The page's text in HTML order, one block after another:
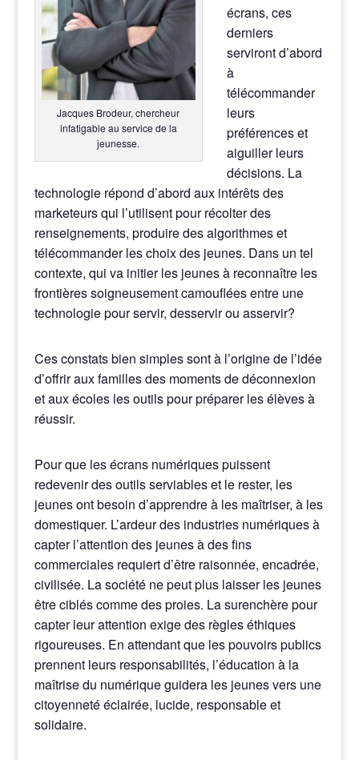
Jacques Brodeur, chercheur
infatigable au service de la
jeunesse.
écrans, ces
derniers
serviront d’abord
à
télécommander
leurs
préférences et
aiguiller leurs
décisions. La
technologie répond d’abord aux intérêts des
marketeurs qui l’utilisent pour récolter des
renseignements, produire des algorithmes et
télécommander les choix des jeunes. Dans un tel
contexte, qui va initier les jeunes à reconnaître les
frontières soigneusement camouflées entre une
technologie pour servir, desservir ou asservir?
Ces constats bien simples sont à l’origine de l’idée
d’offrir aux familles des moments de déconnexion
et aux écoles les outils pour préparer les élèves à
réussir.
Pour que les écrans numériques puissent
redevenir des outils serviables et le rester, les
jeunes ont besoin d’apprendre à les maîtriser, à les
domestiquer. L’ardeur des industries numériques à
capter l’attention des jeunes à des fins
commerciales requiert d’être raisonnée, encadrée,
civilisée. La société ne peut plus laisser les jeunes
être ciblés comme des proies. La surenchère pour
capter leur attention exige des règles éthiques
rigoureuses. En attendant que les pouvoirs publics
prennent leurs responsabilités, l’éducation à la
maîtrise du numérique guidera les jeunes vers une
citoyenneté éclairée, lucide, responsable et
solidaire.